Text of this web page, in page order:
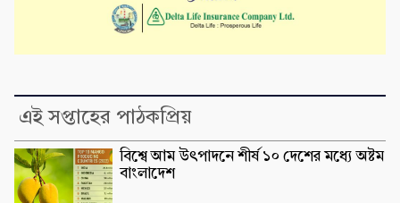
এই সপ্তাহের পাঠকপ্রিয়
বিশ্বে আম উৎপাদনে শীর্ষ ১০ দেশের মধ্যে অষ্টম
বাংলাদেশ